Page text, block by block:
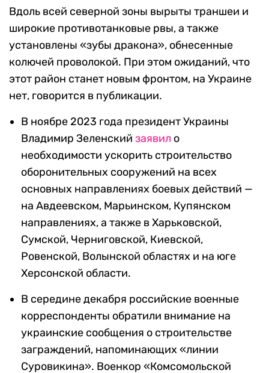
Вдоль всей северной зоны вырыты траншеи и
широкие противотанковые рвы, а также
установлены «зубы дракона», обнесенные
колючей проволокой. При этом ожиданий, что
этот район станет новым фронтом, на Украине
нет, говорится в публикации.
В ноябре 2023 года президент Украины
Владимир Зеленский заявил о
необходимости ускорить строительство
оборонительных сооружений на всех
основных направлениях боевых действий —
на Авдеевском, Марьинском, Купянском
направлениях, а также в Харьковской,
Сумской, Черниговской, Киевской,
Ровенской, Волынской областях и на юге
Херсонской области.
В середине декабря российские военные
корреспонденты обратили внимание на
украинские сообщения о строительстве
заграждений, напоминающих «линии
Суровикина». Военкор «Комсомольской